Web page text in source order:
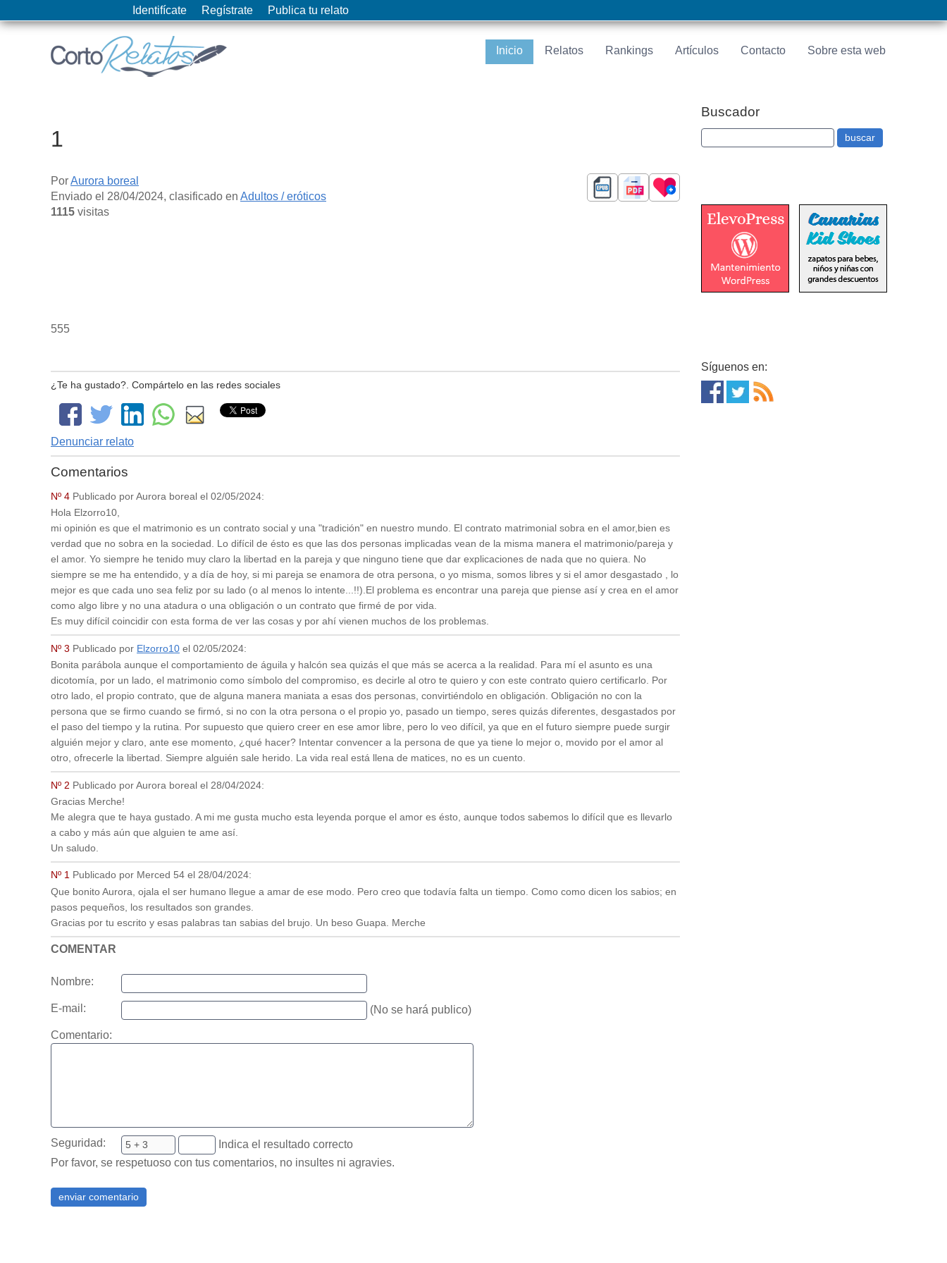
Identifícate Regístrate Publica tu relato
Inicio Relatos Rankings Artículos Contacto Sobre esta web
1
PorAurora boreal
Enviado el 28/04/2024, clasificado en Adultos / eróticos
1115 visitas
555
¿Te ha gustado?. Compártelo en las redes sociales
Denunciar relato
Comentarios
Nº 4 Publicado por Aurora boreal el 02/05/2024:
Hola Elzorro10,
mi opinión es que el matrimonio es un contrato social y una "tradición" en nuestro mundo. El contrato matrimonial sobra en el amor,bien es
verdad que no sobra en la sociedad. Lo difícil de ésto es que las dos personas implicadas vean de la misma manera el matrimonio/pareja y
el amor. Yo siempre he tenido muy claro la libertad en la pareja y que ninguno tiene que dar explicaciones de nada que no quiera. No
siempre se me ha entendido, y a día de hoy, si mi pareja se enamora de otra persona, o yo misma, somos libres y si el amor desgastado , lo
mejor es que cada uno sea feliz por su lado (o al menos lo intente...!!).El problema es encontrar una pareja que piense así y crea en el amor
como algo libre y no una atadura o una obligación o un contrato que firmé de por vida.
Es muy difícil coincidir con esta forma de ver las cosas y por ahí vienen muchos de los problemas.
Nº 3 Publicado por Elzorro10 el 02/05/2024:
Bonita parábola aunque el comportamiento de águila y halcón sea quizás el que más se acerca a la realidad. Para mí el asunto es una
dicotomía, por un lado, el matrimonio como símbolo del compromiso, es decirle al otro te quiero y con este contrato quiero certificarlo. Por
otro lado, el propio contrato, que de alguna manera maniata a esas dos personas, convirtiéndolo en obligación. Obligación no con la
persona que se firmo cuando se firmó, si no con la otra persona o el propio yo, pasado un tiempo, seres quizás diferentes, desgastados por
el paso del tiempo y la rutina. Por supuesto que quiero creer en ese amor libre, pero lo veo difícil, ya que en el futuro siempre puede surgir
alguién mejor y claro, ante ese momento, ¿qué hacer? Intentar convencer a la persona de que ya tiene lo mejor o, movido por el amor al
otro, ofrecerle la libertad. Siempre alguién sale herido. La vida real está llena de matices, no es un cuento.
Nº 2 Publicado por Aurora boreal el 28/04/2024:
Gracias Merche!
Me alegra que te haya gustado. A mi me gusta mucho esta leyenda porque el amor es ésto, aunque todos sabemos lo difícil que es llevarlo
a cabo y más aún que alguien te ame así.
Un saludo.
Nº 1 Publicado por Merced 54 el 28/04/2024:
Que bonito Aurora, ojala el ser humano llegue a amar de ese modo. Pero creo que todavía falta un tiempo. Como como dicen los sabios; en
pasos pequeños, los resultados son grandes.
Gracias por tu escrito y esas palabras tan sabias del brujo. Un beso Guapa. Merche
COMENTAR
Nombre:
E-mail: (No se hará publico)
Comentario:
Seguridad:
Indica el resultado correcto
Por favor, se respetuoso con tus comentarios, no insultes ni agravies.
Buscador
Síguenos en: